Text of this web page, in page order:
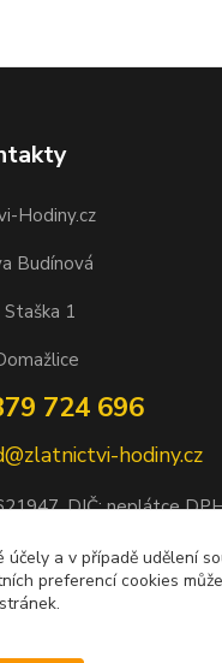
Hodiny.cz
Budínová
Staška 1
724 696
hodiny.cz
, DIČ: neplátce
spojení: 2500452838/
a v případě udělení
preferencí cookies